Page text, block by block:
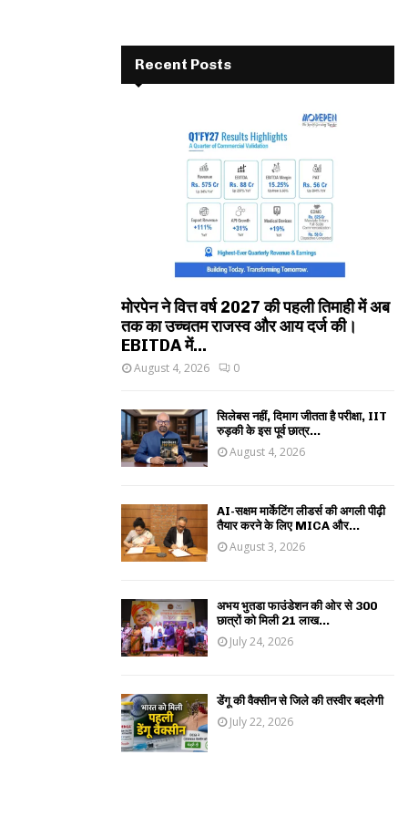
Recent Posts
मोरपेन ने वित्त वर्ष 2027 की पहली तिमाही में अब
तक का उच्चतम राजस्व और आय दर्ज की।
EBITDA में...
August 4, 2026 0
सिलेबस नहीं, दिमाग जीतता है परीक्षा, IIT
रुड़की के इस पूर्व छात्र...
August 4, 2026
AI-सक्षम मार्केटिंग लीडर्स की अगली पीढ़ी
तैयार करने के लिए MICA और...
August 3, 2026
अभय भुतडा फाउंडेशन की ओर से 300
छात्रों को मिली 21 लाख...
July 24, 2026
डेंगू की वैक्सीन से जिले की तस्वीर बदलेगी
July 22, 2026